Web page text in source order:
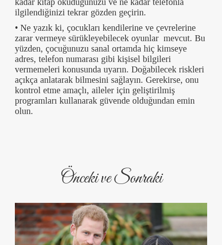
ilgilendiğinizi tekrar gözden geçirin.
• Ne yazık ki, çocukları kendilerine ve çevrelerine
zarar vermeye sürükleyebilecek oyunlar mevcut. Bu
yüzden, çocuğunuzu sanal ortamda hiç kimseye
adres, telefon numarası gibi kişisel bilgileri
vermemeleri konusunda uyarın. Doğabilecek riskleri
açıkça anlatarak bilmesini sağlayın. Gerekirse, onu
kontrol etme amaçlı, aileler için geliştirilmiş
programları kullanarak güvende olduğundan emin
olun.
Önceki ve Sonraki